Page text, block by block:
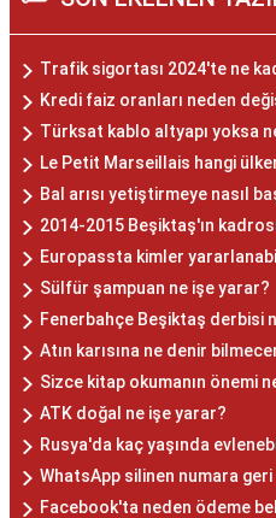
Trafik sigortası 2024'te ne
Kredi faiz oranları neden
Türksat kablo altyapı yoksa
Le Petit Marseillais hangi
Bal arısı yetiştirmeye nasıl
2014-2015 Beşiktaş'ın
Europassta kimler
Sülfür şampuan ne işe yarar?
Fenerbahçe Beşiktaş derbisi
Atın karısına ne denir
Sizce kitap okumanın önemi
ATK doğal ne işe yarar?
Rusya'da kaç yaşında
WhatsApp silinen numara geri
Facebook'ta neden ödeme